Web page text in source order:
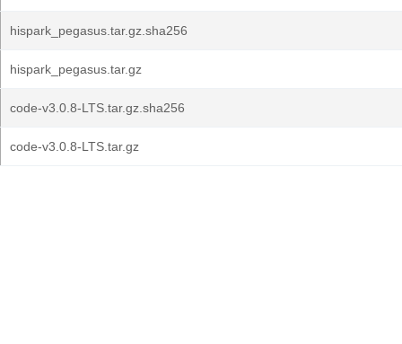
hispark_pegasus.tar.gz.sha256
hispark_pegasus.tar.gz
code-v3.0.8-LTS.tar.gz.sha256
code-v3.0.8-LTS.tar.gz